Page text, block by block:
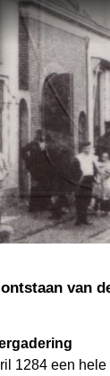
van
1284 een